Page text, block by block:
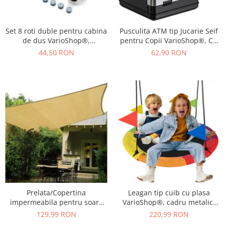
Set 8 roti duble pentru cabina
de dus VarioShop®,
universale, rulmenti tip easy
44,50 RON
Pusculita ATM tip Jucarie Seif
pentru Copii VarioShop®, Cu
lumina si Sunet, Deschidere
62,90 RON
Prelata/Copertina
impermeabila pentru soare
VarioShop®, cu protectie UV,
129,99 RON
Leagan tip cuib cu plasa
VarioShop®, cadru metalic,
rezistent la conditiile
220,99 RON